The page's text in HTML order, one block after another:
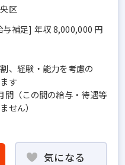
区
補足] 年収 8,000,000 円
、経験・能力を考慮の
す
（この間の給与・待遇等
せん）
気になる